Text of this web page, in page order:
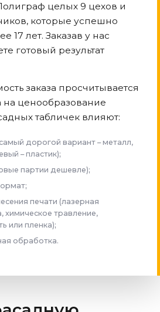
целых 9 цехов и
которые успешно
17 лет. Заказав у нас
готовый результат
заказа просчитывается
на ценообразование
табличек влияют:
дорогой вариант – металл,
– пластик);
партии дешевле);
печати (лазерная
химическое травление,
или пленка);
обработка.